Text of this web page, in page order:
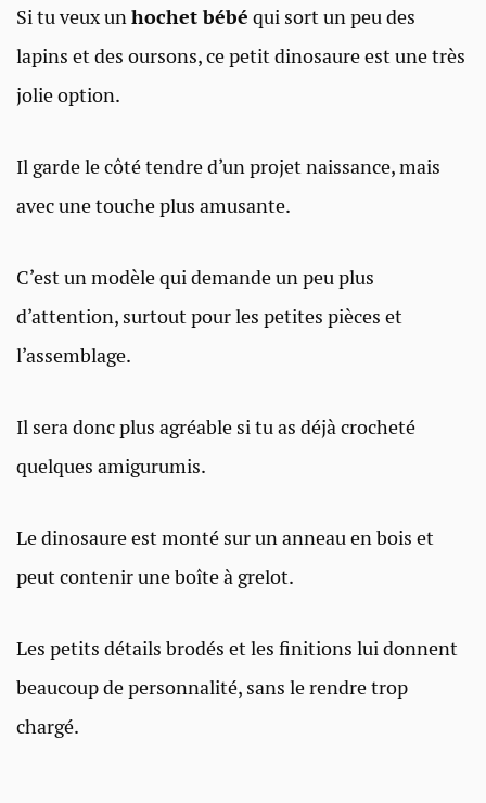
Si tu veux unhochet bébé qui sort un peu des
lapins et des oursons, ce petit dinosaure est une très
jolie option.
Il garde le côté tendre d’un projet naissance, mais
avec une touche plus amusante.
C’est un modèle qui demande un peu plus
d’attention, surtout pour les petites pièces et
l’assemblage.
Il sera donc plus agréable si tu as déjà crocheté
quelques amigurumis.
Le dinosaure est monté sur un anneau en bois et
peut contenir une boîte à grelot.
Les petits détails brodés et les finitions lui donnent
beaucoup de personnalité, sans le rendre trop
chargé.